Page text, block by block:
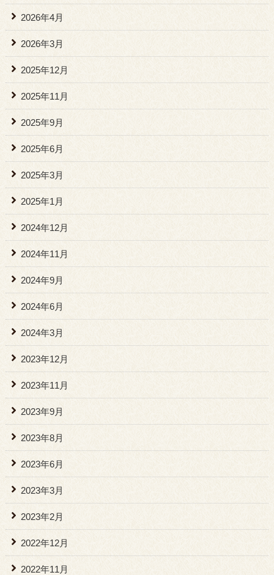
2026年4月
2026年3月
2025年12月
2025年11月
2025年9月
2025年6月
2025年3月
2025年1月
2024年12月
2024年11月
2024年9月
2024年6月
2024年3月
2023年12月
2023年11月
2023年9月
2023年8月
2023年6月
2023年3月
2023年2月
2022年12月
2022年11月